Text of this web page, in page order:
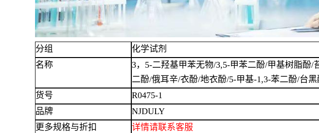
分组
化学试剂
名称
3，5-二羟基甲苯无物/3,5-甲苯二酚/甲基树脂酚/
二酚/俄耳辛/衣酚/地衣酚/5-甲基-1,3-苯二酚/台黑
货号
R0475-1
品牌
NJDULY
更多规格与折扣
详情请联系客服